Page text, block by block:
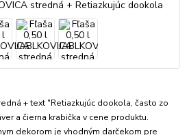
+ text "Retiazkujúc dookola, často zo
a čierna krabička v cene produktu.
dekorom je vhodným darčekom pre